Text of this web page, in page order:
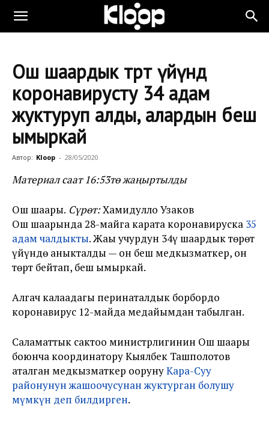
Ош шаардык төрөт үйүндө
коронавирусту 34 адам
жуктуруп алды, алардын бешөө
ымыркай
Автор: Kloop - 28/05/2020
Материал саат 16:53тө жаңыртылды
Ош шаары. Сүрөт:Хамидулло Узаков
Ош шаарында 28-майга карата коронавируска 35
адам чалдыкты. Жаңы учурдун 34ү шаардык төрөт
үйүндө аныкталды — он беш медкызматкер, он
төрт бейтап, беш ымыркай.
Алгач калаадагы перинаталдык борбордо
коронавирус 12-майда медайымдан табылган.
Саламаттык сактоо министрлигинин Ош шаары
боюнча координатору Кыялбек Ташполотов
аталган медкызматкер оорунуКара-Суу
районунун жашоочусунан жуктурган болушу
мүмкүн деп билдирген.